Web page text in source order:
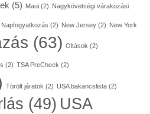
(5) Maui (2) Nagykövetségi várakozási
Napfogyatkozás (2) New Jersey (2) New York
(63) Oltások (2)
(2) TSA PreCheck (2)
Törölt járatok (2) USA bakancslista (2)
(49) USA